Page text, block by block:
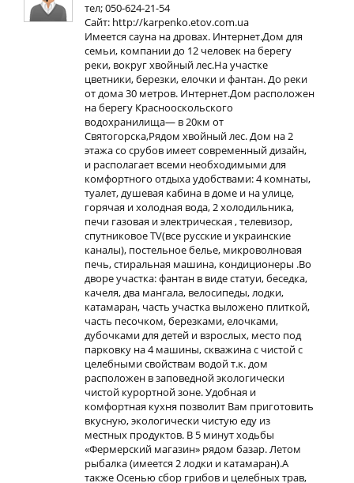
тел; 050-624-21-54
Сайт: http://karpenko.etov.com.ua
Имеется сауна на дровах. Интернет.Дом для
семьи, компании до 12 человек на берегу
реки, вокруг хвойный лес.На участке
цветники, березки, елочки и фантан. До реки
от дома 30 метров. Интернет.Дом расположен
на берегу Краснооскольского
водохранилища— в 20км от
Святогорска,Рядом хвойный лес. Дом на 2
этажа со срубов имеет современный дизайн,
и располагает всеми необходимыми для
комфортного отдыха удобствами: 4 комнаты,
туалет, душевая кабина в доме и на улице,
горячая и холодная вода, 2 холодильника,
печи газовая и электрическая , телевизор,
спутниковое TV(все русские и украинские
каналы), постельное белье, микроволновая
печь, стиральная машина, кондиционеры .Во
дворе участка: фантан в виде статуи, беседка,
качеля, два мангала, велосипеды, лодки,
катамаран, часть участка выложено плиткой,
часть песочком, березками, елочками,
дубочками для детей и взрослых, место под
парковку на 4 машины, скважина с чистой с
целебными свойствам водой т.к. дом
расположен в заповедной экологически
чистой курортной зоне. Удобная и
комфортная кухня позволит Вам приготовить
вкусную, экологически чистую еду из
местных продуктов. В 5 минут ходьбы
«Фермерский магазин» рядом базар. Летом
рыбалка (имеется 2 лодки и катамаран).А
также Осенью сбор грибов и целебных трав,